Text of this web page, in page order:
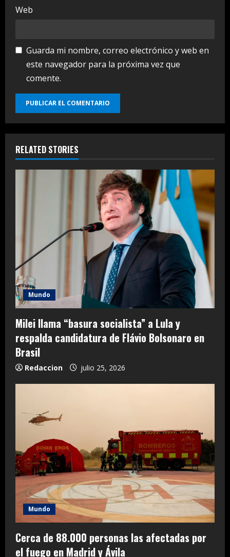
Web
Guarda mi nombre, correo electrónico y web en
este navegador para la próxima vez que
comente.
RELATED STORIES
Mundo
Milei llama “basura socialista” a Lula y
respalda candidatura de Flávio Bolsonaro en
Brasil
Redaccion julio 25, 2026
Mundo
Cerca de 88.000 personas las afectadas por
el fuego en Madrid y Ávila